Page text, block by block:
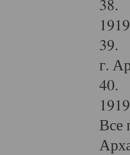
38.
39.
г.
40.
Все